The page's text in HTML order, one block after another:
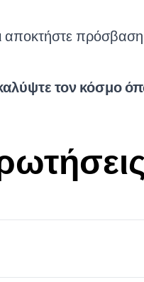
αποκτήστε
τον κόσμο